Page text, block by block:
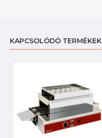
KAPCSOLÓDÓ TERMÉKEK